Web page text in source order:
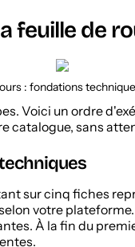
feuille de
: fondations
Voici un ordre
catalogue, sans
sur cinq fiches
votre
À la fin du